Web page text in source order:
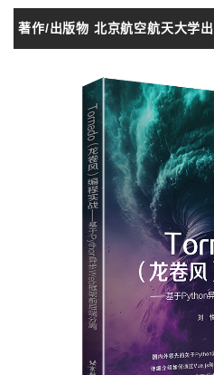
著作/出版物 北京航空航天大学